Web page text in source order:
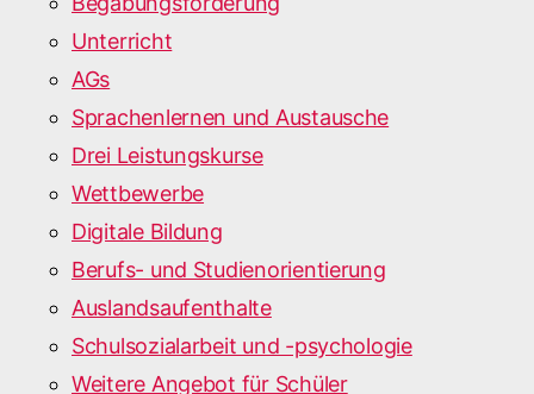
Unterricht
AGs
Sprachenlernen und Austausche
Drei Leistungskurse
Wettbewerbe
Digitale Bildung
Berufs- und Studienorientierung
Auslandsaufenthalte
Schulsozialarbeit und -psychologie
Weitere Angebot für Schüler